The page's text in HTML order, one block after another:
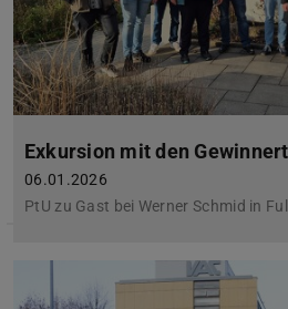
Exkursion mit den
06.01.2026
PtU zu Gast bei Werner Schmid in